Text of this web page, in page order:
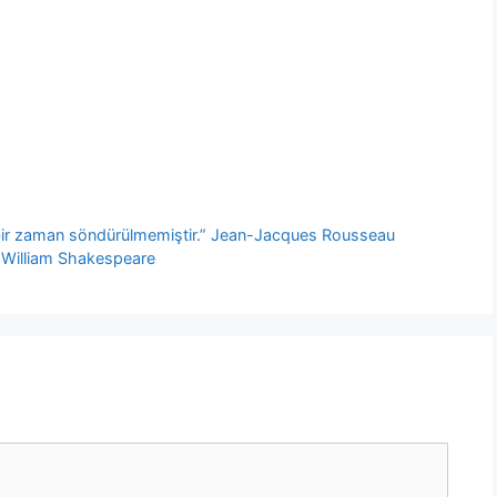
zaman söndürülmemiştir.” Jean-Jacques Rousseau
Shakespeare